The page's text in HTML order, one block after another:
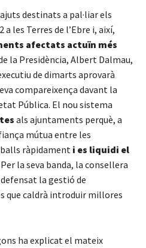
destinats a pal·liar els
les Terres de l’Ebre i, així,
afectats actuïn més
la Presidència, Albert Dalmau,
de dimarts aprovarà
compareixença davant la
Pública. El nou sistema
als ajuntaments perquè, a
mútua entre les
ràpidament i es liquidi el
la seva banda, la consellera
la gestió de
que caldrà introduir millores
ha explicat el mateix